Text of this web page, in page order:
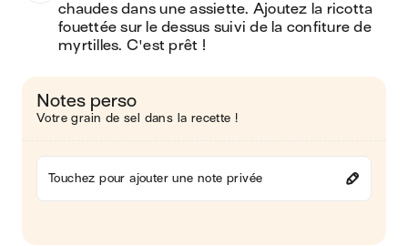
chaudes dans une assiette. Ajoutez la ricotta
fouettée sur le dessus suivi de la confiture de
myrtilles. C'est prêt !
Notes perso
Votre grain de sel dans la recette !
Touchez pour ajouter une note privée